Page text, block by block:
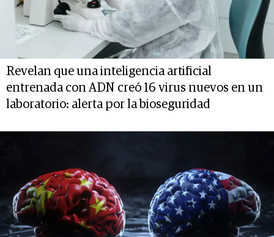
Revelan que una inteligencia artificial
entrenada con ADN creó 16 virus nuevos en un
laboratorio: alerta por la bioseguridad